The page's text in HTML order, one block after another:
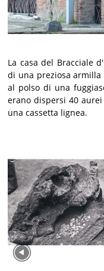
La casa del Bracciale
di una preziosa armilla
al polso di una
erano dispersi 40
una cassetta lignea.